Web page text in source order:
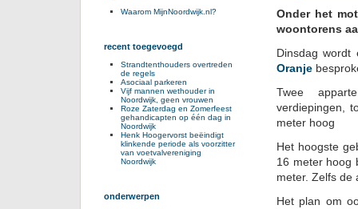
Onder het
woontorens
Dinsdag
Oranje
Twee
verdiepingen,
meter hoog
Het hoogste
16 meter hoog
meter. Zelfs de
Het plan om
Waarom MijnNoordwijk.nl?
recent toegevoegd
Strandtenthouders overtreden
de regels
Asociaal parkeren
Vijf mannen wethouder in
Noordwijk, geen vrouwen
Roze Zaterdag en Zomerfeest
gehandicapten op één dag in
Noordwijk
Henk Hoogervorst beëindigt
klinkende periode als voorzitter
van voetvalvereniging
Noordwijk
onderwerpen